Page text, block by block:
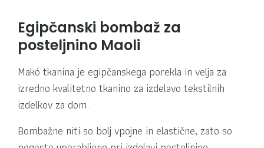
Egipčanski bombaž za
posteljnino Maoli
Makó tkanina je egipčanskega porekla in velja za
izredno kvalitetno tkanino za izdelavo tekstilnih
izdelkov za dom.
Bombažne niti so bolj vpojne in elastične, zato so